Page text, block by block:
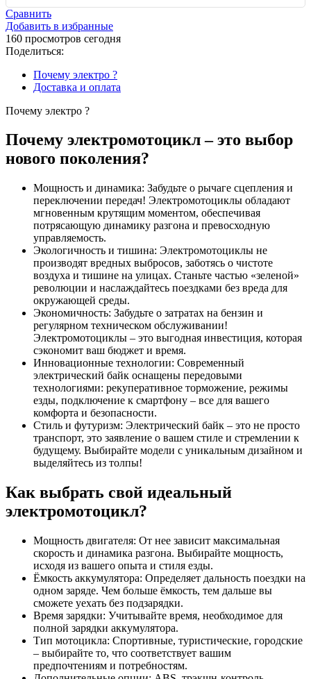
Сравнить
Добавить в избранные
160 просмотров сегодня
Поделиться:
Почему электро ?
Доставка и оплата
Почему электро ?
Почему электромотоцикл – это выбор
нового поколения?
Мощность и динамика: Забудьте о рычаге сцепления и
переключении передач! Электромотоциклы обладают
мгновенным крутящим моментом, обеспечивая
потрясающую динамику разгона и превосходную
управляемость.
Экологичность и тишина: Электромотоциклы не
производят вредных выбросов, заботясь о чистоте
воздуха и тишине на улицах. Станьте частью «зеленой»
революции и наслаждайтесь поездками без вреда для
окружающей среды.
Экономичность: Забудьте о затратах на бензин и
регулярном техническом обслуживании!
Электромотоциклы – это выгодная инвестиция, которая
сэкономит ваш бюджет и время.
Инновационные технологии: Современный
электрический байк оснащены передовыми
технологиями: рекуперативное торможение, режимы
езды, подключение к смартфону – все для вашего
комфорта и безопасности.
Стиль и футуризм: Электрический байк – это не просто
транспорт, это заявление о вашем стиле и стремлении к
будущему. Выбирайте модели с уникальным дизайном и
выделяйтесь из толпы!
Как выбрать свой идеальный
электромотоцикл?
Мощность двигателя: От нее зависит максимальная
скорость и динамика разгона. Выбирайте мощность,
исходя из вашего опыта и стиля езды.
Ёмкость аккумулятора: Определяет дальность поездки на
одном заряде. Чем больше ёмкость, тем дальше вы
сможете уехать без подзарядки.
Время зарядки: Учитывайте время, необходимое для
полной зарядки аккумулятора.
Тип мотоцикла: Спортивные, туристические, городские
– выбирайте то, что соответствует вашим
предпочтениям и потребностям.